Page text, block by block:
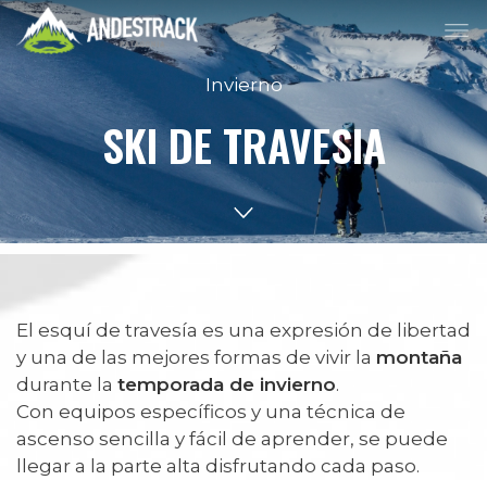
Invierno
SKI DE TRAVESIA
El esquí de travesía es una expresión de libertad
y una de las mejores formas de vivir la montaña
durante la temporada de invierno.
Con equipos específicos y una técnica de
ascenso sencilla y fácil de aprender, se puede
llegar a la parte alta disfrutando cada paso.